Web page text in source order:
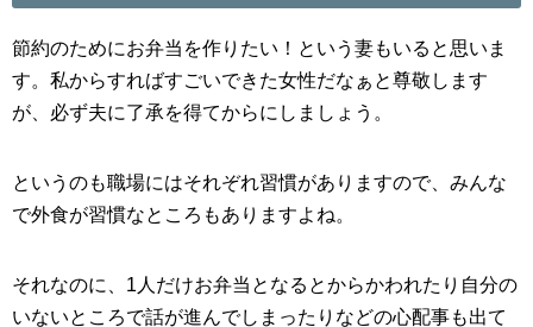
節約のためにお弁当を作りたい！という妻もいると思いま
す。私からすればすごいできた女性だなぁと尊敬します
が、必ず夫に了承を得てからにしましょう。
というのも職場にはそれぞれ習慣がありますので、みんな
で外食が習慣なところもありますよね。
それなのに、1人だけお弁当となるとからかわれたり自分の
いないところで話が進んでしまったりなどの心配事も出て